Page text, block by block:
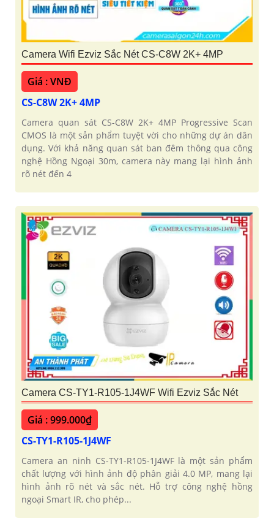
Camera Wifi Ezviz Sắc Nét CS-C8W 2K+ 4MP
Giá : VNĐ
CS-C8W 2K+ 4MP
Camera quan sát CS-C8W 2K+ 4MP Progressive Scan
CMOS là một sản phẩm tuyệt vời cho những dự án dân
dụng. Với khả năng quan sát ban đêm thông qua công
nghệ Hồng Ngoại 30m, camera này mang lại hình ảnh
rõ nét đến 4
Camera CS-TY1-R105-1J4WF Wifi Ezviz Sắc Nét
Giá : 999.000₫
CS-TY1-R105-1J4WF
Camera an ninh CS-TY1-R105-1J4WF là một sản phẩm
chất lượng với hình ảnh độ phân giải 4.0 MP, mang lại
hình ảnh rõ nét và sắc nét. Hỗ trợ công nghệ hồng
ngoại Smart IR, cho phép...